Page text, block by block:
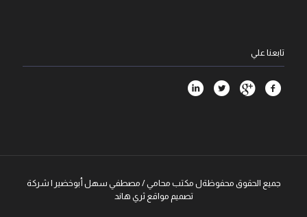
تابعنا علي
جميع الحقوق محفوظةل مكتب محامي / مصطفي سهل أبوخضير | شركة
تصميم مواقع ثري هاند